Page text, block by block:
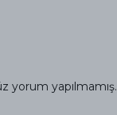
yorum yapılmamış.